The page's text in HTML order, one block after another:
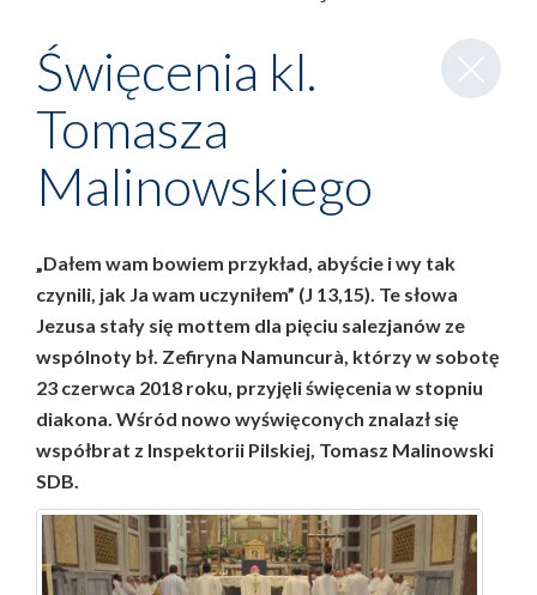
Zamknij
wpis
Święcenia kl.
Tomasza
Malinowskiego
„Dałem wam bowiem przykład, abyście i wy tak
czynili, jak Ja wam uczyniłem” (J 13,15). Te słowa
Jezusa stały się mottem dla pięciu salezjanów ze
wspólnoty bł. Zefiryna Namuncurà, którzy w sobotę
23 czerwca 2018 roku, przyjęli święcenia w stopniu
diakona. Wśród nowo wyświęconych znalazł się
współbrat z Inspektorii Pilskiej, Tomasz Malinowski
SDB.